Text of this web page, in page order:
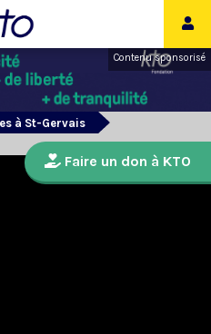
Contenu sponsorisé
à St-Gervais
Faire un don à KTO